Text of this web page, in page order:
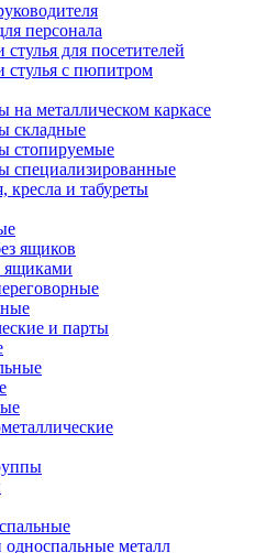
персонала
стулья для посетителей
стулья с пюпитром
на металлическом каркасе
складные
стопируемые
специализированные
кресла и табуреты
ящиков
ящиками
и парты
односпальные металл